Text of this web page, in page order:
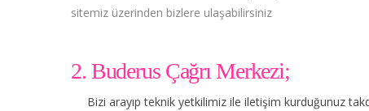
sitemiz üzerinden bizlere ulaşabilirsiniz
2. Buderus Çağrı Merkezi;
Bizi arayıp teknik yetkilimiz ile iletişim kurduğunuz